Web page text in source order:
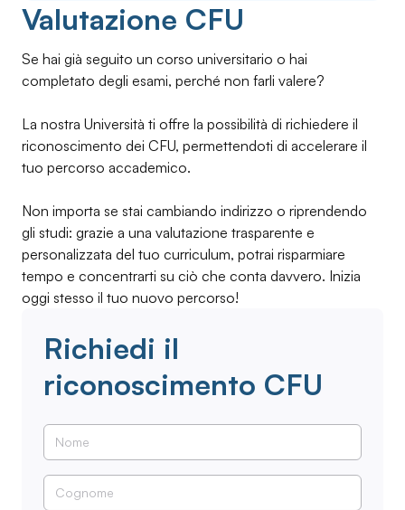
Valutazione CFU
Se hai già seguito un corso universitario o hai
completato degli esami, perché non farli valere?
La nostra Università ti offre la possibilità di richiedere il
riconoscimento dei CFU, permettendoti di accelerare il
tuo percorso accademico.
Non importa se stai cambiando indirizzo o riprendendo
gli studi: grazie a una valutazione trasparente e
personalizzata del tuo curriculum, potrai risparmiare
tempo e concentrarti su ciò che conta davvero. Inizia
oggi stesso il tuo nuovo percorso!
Richiedi il
riconoscimento CFU